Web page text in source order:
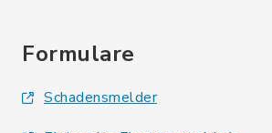
Formulare
Schadensmelder